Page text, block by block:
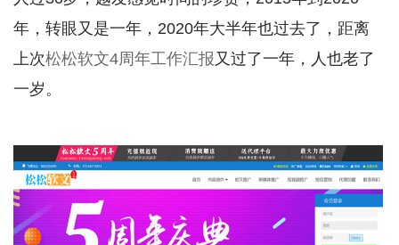
年，转眼又是一年，2020年大半年也过去了，距离
上次松松软文4周年工作汇报又过了一年，人也老了
一岁。